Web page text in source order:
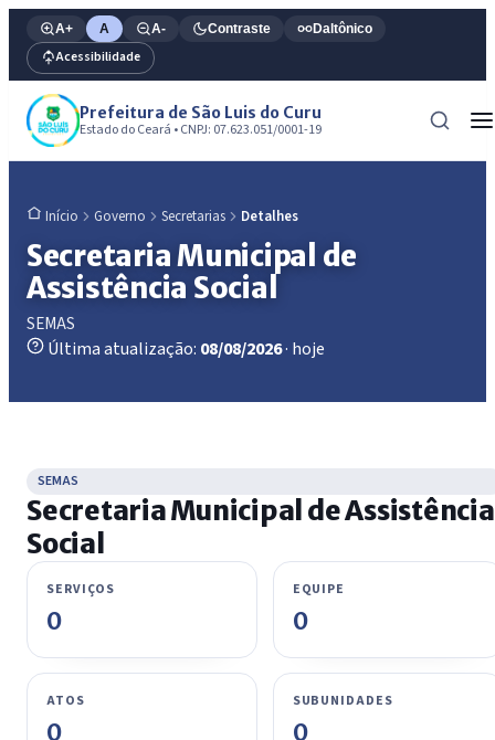
A+ A A- Contraste Daltônico
Acessibilidade
Prefeitura de São Luis do Curu
Estado do Ceará • CNPJ: 07.623.051/0001-19
Início Governo Secretarias Detalhes
Secretaria Municipal de
Assistência Social
SEMAS
Última atualização: 08/08/2026· hoje
SEMAS
Secretaria Municipal de Assistência
Social
SERVIÇOS
0
EQUIPE
0
ATOS
0
SUBUNIDADES
0